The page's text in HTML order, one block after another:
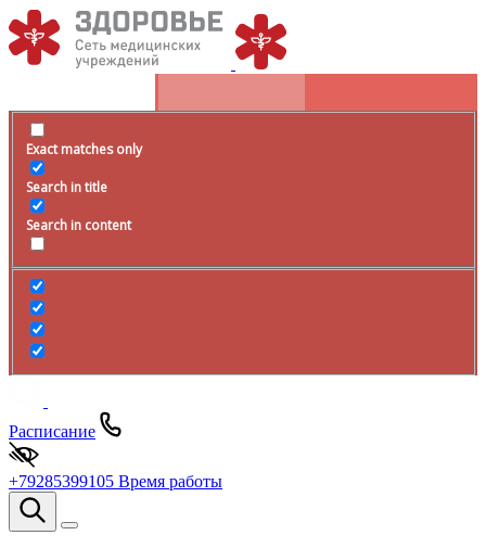
Exact matches only
Search in title
Search in content
Расписание
+79285399105 Время работы